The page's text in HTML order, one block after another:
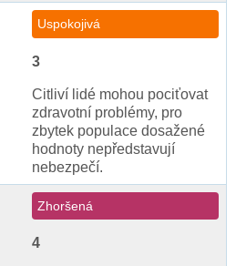
Uspokojivá
3
Citliví lidé mohou pociťovat
zdravotní problémy, pro
zbytek populace dosažené
hodnoty nepředstavují
nebezpečí.
Zhoršená
4